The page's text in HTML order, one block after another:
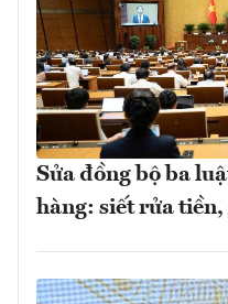
Sửa đồng bộ ba
hàng: siết rửa